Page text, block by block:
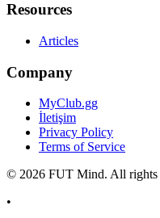
Resources
Articles
Company
MyClub.gg
İletişim
Privacy Policy
Terms of Service
© 2026 FUT Mind. All rights
•